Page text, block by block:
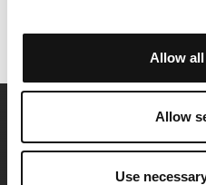
Allow
Allow
Use